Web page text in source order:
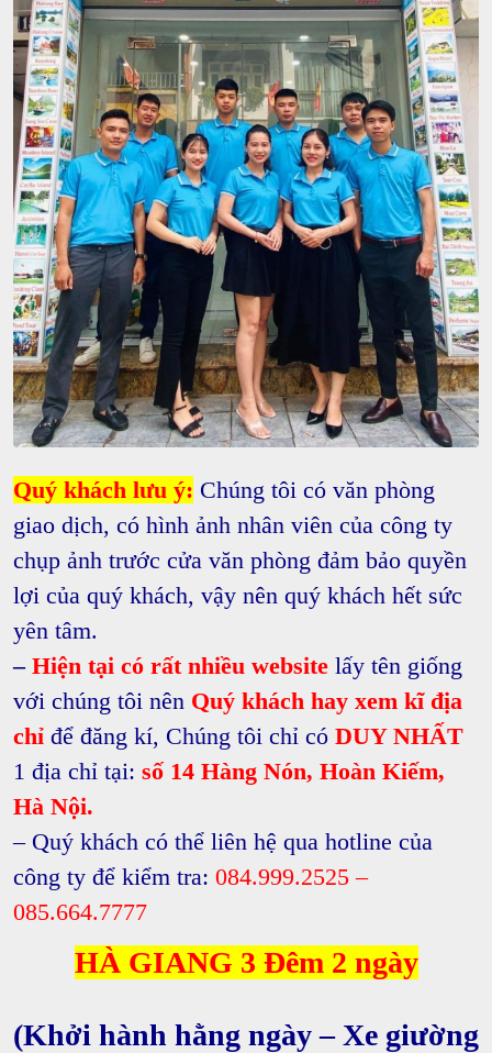
Quý khách lưu ý: Chúng tôi có văn phòng
giao dịch, có hình ảnh nhân viên của công ty
chụp ảnh trước cửa văn phòng đảm bảo quyền
lợi của quý khách, vậy nên quý khách hết sức
yên tâm.
– Hiện tại có rất nhiều website lấy tên giống
với chúng tôi nên Quý khách hay xem kĩ địa
chỉ để đăng kí, Chúng tôi chỉ có DUY NHẤT
1 địa chỉ tại: số 14 Hàng Nón, Hoàn Kiếm,
Hà Nội.
– Quý khách có thể liên hệ qua hotline của
công ty để kiểm tra: 084.999.2525 –
085.664.7777
HÀ GIANG 3 Đêm 2 ngày
(Khởi hành hằng ngày – Xe giường